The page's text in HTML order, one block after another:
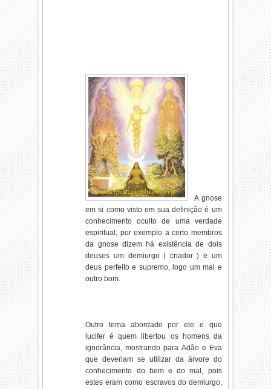
A gnose
em si como visto em sua definição é um
conhecimento oculto de uma verdade
espiritual, por exemplo a certo membros
da gnose dizem há existência de dois
deuses um demiurgo ( criador ) e um
deus perfeito e supremo, logo um mal e
outro bom.
Outro tema abordado por ele e que
lucifer é quem libertou os homens da
ignorância, mostrando para Adão e Eva
que deveriam se utilizar da árvore do
conhecimento do bem e do mal, pois
estes eram como escravos do demiurgo,